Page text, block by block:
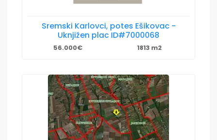
Sremski Karlovci, potes Ešikovac -
Uknjižen plac ID#7000068
56.000€ 1813 m2